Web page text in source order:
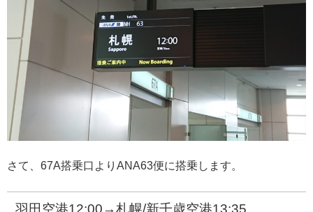
さて、67A搭乗口よりANA63便に搭乗します。
羽田空港12:00→札幌/新千歳空港13:35